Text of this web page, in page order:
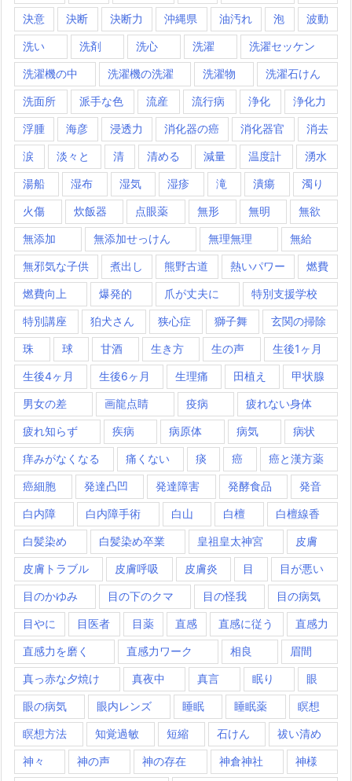
決意 決断 決断力 沖縄県 油汚れ 泡 波動
洗い 洗剤 洗心 洗濯 洗濯セッケン
洗濯機の中 洗濯機の洗濯 洗濯物 洗濯石けん
洗面所 派手な色 流産 流行病 浄化 浄化力
浮腫 海彦 浸透力 消化器の癌 消化器官 消去
涙 淡々と 清 清める 減量 温度計 湧水
湯船 湿布 湿気 湿疹 滝 潰瘍 濁り
火傷 炊飯器 点眼薬 無形 無明 無欲
無添加 無添加せっけん 無理無理 無給
無邪気な子供 煮出し 熊野古道 熱いパワー 燃費
燃費向上 爆発的 爪が丈夫に 特別支援学校
特別講座 狛犬さん 狭心症 獅子舞 玄関の掃除
珠 球 甘酒 生き方 生の声 生後1ヶ月
生後4ヶ月 生後6ヶ月 生理痛 田植え 甲状腺
男女の差 画龍点睛 疫病 疲れない身体
疲れ知らず 疾病 病原体 病気 病状
痒みがなくなる 痛くない 痰 癌 癌と漢方薬
癌細胞 発達凸凹 発達障害 発酵食品 発音
白内障 白内障手術 白山 白檀 白檀線香
白髪染め 白髪染め卒業 皇祖皇太神宮 皮膚
皮膚トラブル 皮膚呼吸 皮膚炎 目 目が悪い
目のかゆみ 目の下のクマ 目の怪我 目の病気
目やに 目医者 目薬 直感 直感に従う 直感力
直感力を磨く 直感力ワーク 相良 眉間
真っ赤な夕焼け 真夜中 真言 眠り 眼
眼の病気 眼内レンズ 睡眠 睡眠薬 瞑想
瞑想方法 知覚過敏 短縮 石けん 祓い清め
神々 神の声 神の存在 神倉神社 神様